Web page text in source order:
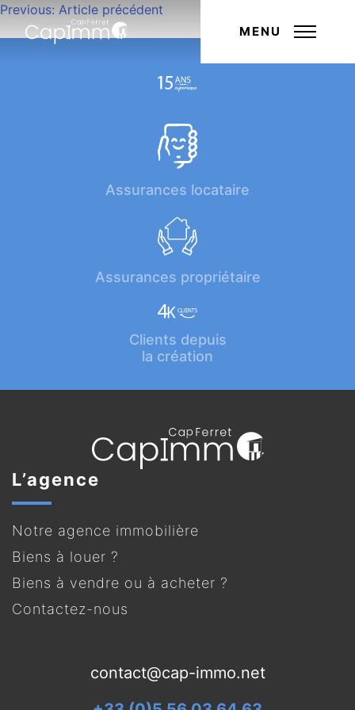
MENU
Navigation
de
Previous: Article précédent
Assurances locataire
Assurances propriétaire
Clients depuis
la création
L’agence
Notre agence immobilière
Biens à louer ?
Biens à vendre ou à acheter ?
Contactez-nous
contact@cap-immo.net